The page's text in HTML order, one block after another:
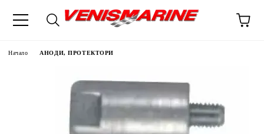
Начало АНОДИ, ПРОТЕКТОРИ